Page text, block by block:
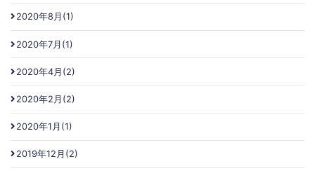
2020年8月(1)
2020年7月(1)
2020年4月(2)
2020年2月(2)
2020年1月(1)
2019年12月(2)